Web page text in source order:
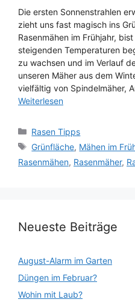
Die ersten Sonnenstrahlen
zieht uns fast magisch ins
Rasenmähen im Frühjahr,
steigenden Temperaturen
zu wachsen und im Verlauf
unseren Mäher aus dem
vielfältig von Spindelmäher,
Weiterlesen
Kategorien
Rasen Tipps
Schlagwörter
Grünfläche, Mähen im
Rasenmähen, Rasenmäher,
Neueste Beiträge
August-Alarm im Garten
Düngen im Februar?
Wohin mit Laub?